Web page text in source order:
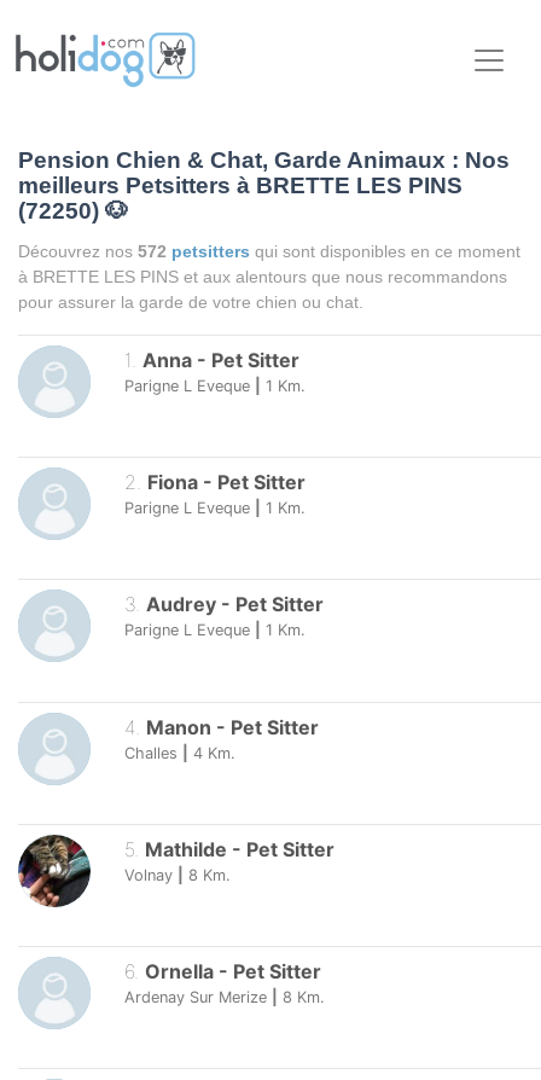
Pension Chien & Chat, Garde Animaux : Nos
meilleurs Petsitters à BRETTE LES PINS
(72250) 🐶
Découvrez nos 572 petsitters qui sont disponibles en ce moment
à BRETTE LES PINS et aux alentours que nous recommandons
pour assurer la garde de votre chien ou chat.
1. Anna - Pet Sitter
Parigne L Eveque 1 Km.
2. Fiona - Pet Sitter
Parigne L Eveque 1 Km.
3. Audrey - Pet Sitter
Parigne L Eveque 1 Km.
4 Manon - Pet Sitter
Challes 4 Km.
5 Mathilde - Pet Sitter
Volnay 8 Km.
6. Ornella - Pet Sitter
Ardenay Sur Merize 8 Km.